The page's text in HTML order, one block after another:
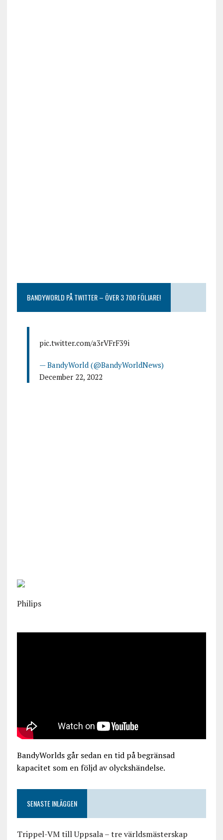
BANDYWORLD PÅ TWITTER – ÖVER 3 700 FÖLJARE!
pic.twitter.com/a3rVFrF39i
— BandyWorld (@BandyWorldNews)
December 22, 2022
Philips
BandyWorlds går sedan en tid på begränsad
kapacitet som en följd av olyckshändelse.
SENASTE INLÄGGEN
Trippel-VM till Uppsala – tre världsmästerskap